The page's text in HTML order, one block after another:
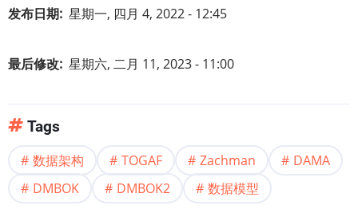
发布日期 星期一, 四月 4, 2022 - 12:45
最后修改 星期六, 二月 11, 2023 - 11:00
Tags
数据架构 TOGAF Zachman
DAMA
DMBOK
DMBOK2 数据模型